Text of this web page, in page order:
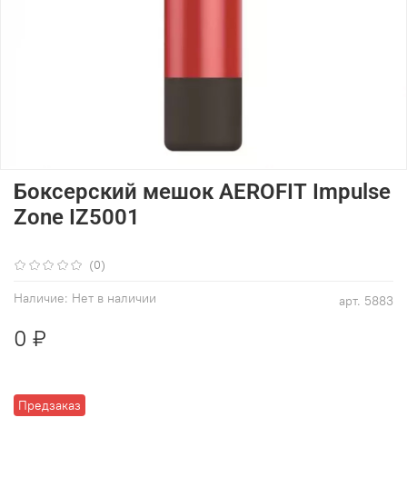
(0)
арт. 5883
Наличие: Нет в наличии
Предзаказ
Боксерский мешок AEROFIT Impulse
Zone IZ5001
0 ₽